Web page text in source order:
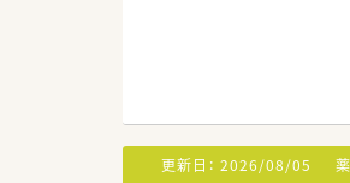
★患者様
社員は
あります
も整えて
更新日： 2026/08/05